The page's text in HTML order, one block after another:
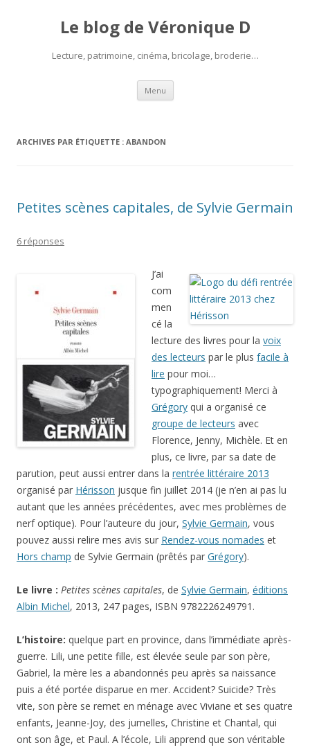
Le blog de Véronique D
Lecture, patrimoine, cinéma, bricolage, broderie…
Menu Aller
contenu
ARCHIVES PAR ÉTIQUETTE : ABANDON
Petites scènes capitales, de Sylvie Germain
6 réponses
J’ai
com
men
cé la
lecture des livres pour la voix
des lecteurs par le plus facile à
lire pour moi…
typographiquement! Merci à
Grégory qui a organisé ce
groupe de lecteurs avec
Florence, Jenny, Michèle. Et en
plus, ce livre, par sa date de
parution, peut aussi entrer dans la rentrée littéraire 2013
organisé par Hérisson jusque fin juillet 2014 (je n’en ai pas lu
autant que les années précédentes, avec mes problèmes de
nerf optique). Pour l’auteure du jour, Sylvie Germain, vous
pouvez aussi relire mes avis sur Rendez-vous nomades et
Hors champ de Sylvie Germain (prêtés par Grégory).
Le livre : Petites scènes capitales, de Sylvie Germain, éditions
Albin Michel, 2013, 247 pages, ISBN 9782226249791.
L’histoire: quelque part en province, dans l’immédiate après-
guerre. Lili, une petite fille, est élevée seule par son père,
Gabriel, la mère les a abandonnés peu après sa naissance
puis a été portée disparue en mer. Accident? Suicide? Très
vite, son père se remet en ménage avec Viviane et ses quatre
enfants, Jeanne-Joy, des jumelles, Christine et Chantal, qui
ont son âge, et Paul. A l’école, Lili apprend que son véritable